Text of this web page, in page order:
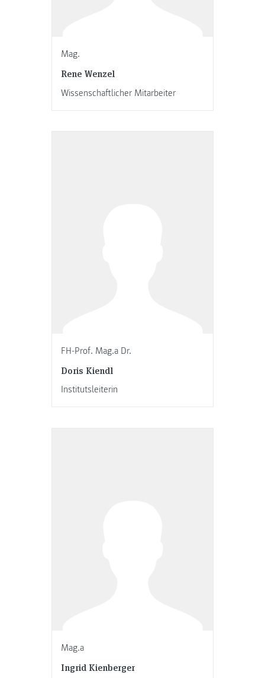
Mag.
Rene Wenzel
Wissenschaftlicher Mitarbeiter
FH-Prof. Mag.a Dr.
Doris Kiendl
Institutsleiterin
Mag.a
Ingrid Kienberger